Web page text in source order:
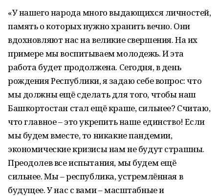
«У нашего народа много выдающихся личностей,
память о которых нужно хранить вечно. Они
вдохновляют нас на великие свершения. На их
примере мы воспитываем молодежь. И эта
работа будет продолжена. Сегодня, в день
рождения Республики, я задаю себе вопрос: что
мы должны ещё сделать для того, чтобы наш
Башкортостан стал ещё краше, сильнее? Считаю,
что главное – это укрепить наше единство! Если
мы будем вместе, то никакие пандемии,
экономические кризисы нам не будут страшны.
Преодолев все испытания, мы будем ещё
сильнее. Мы – республика, устремлённая в
будущее. У нас с вами – масштабные и